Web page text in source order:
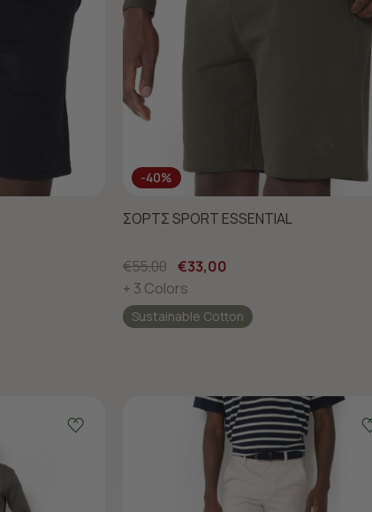
-40%
ΣΟΡΤΣ SPORT ESSENTIAL
€55,00 €33,00
+ 3 Colors
Sustainable Cotton